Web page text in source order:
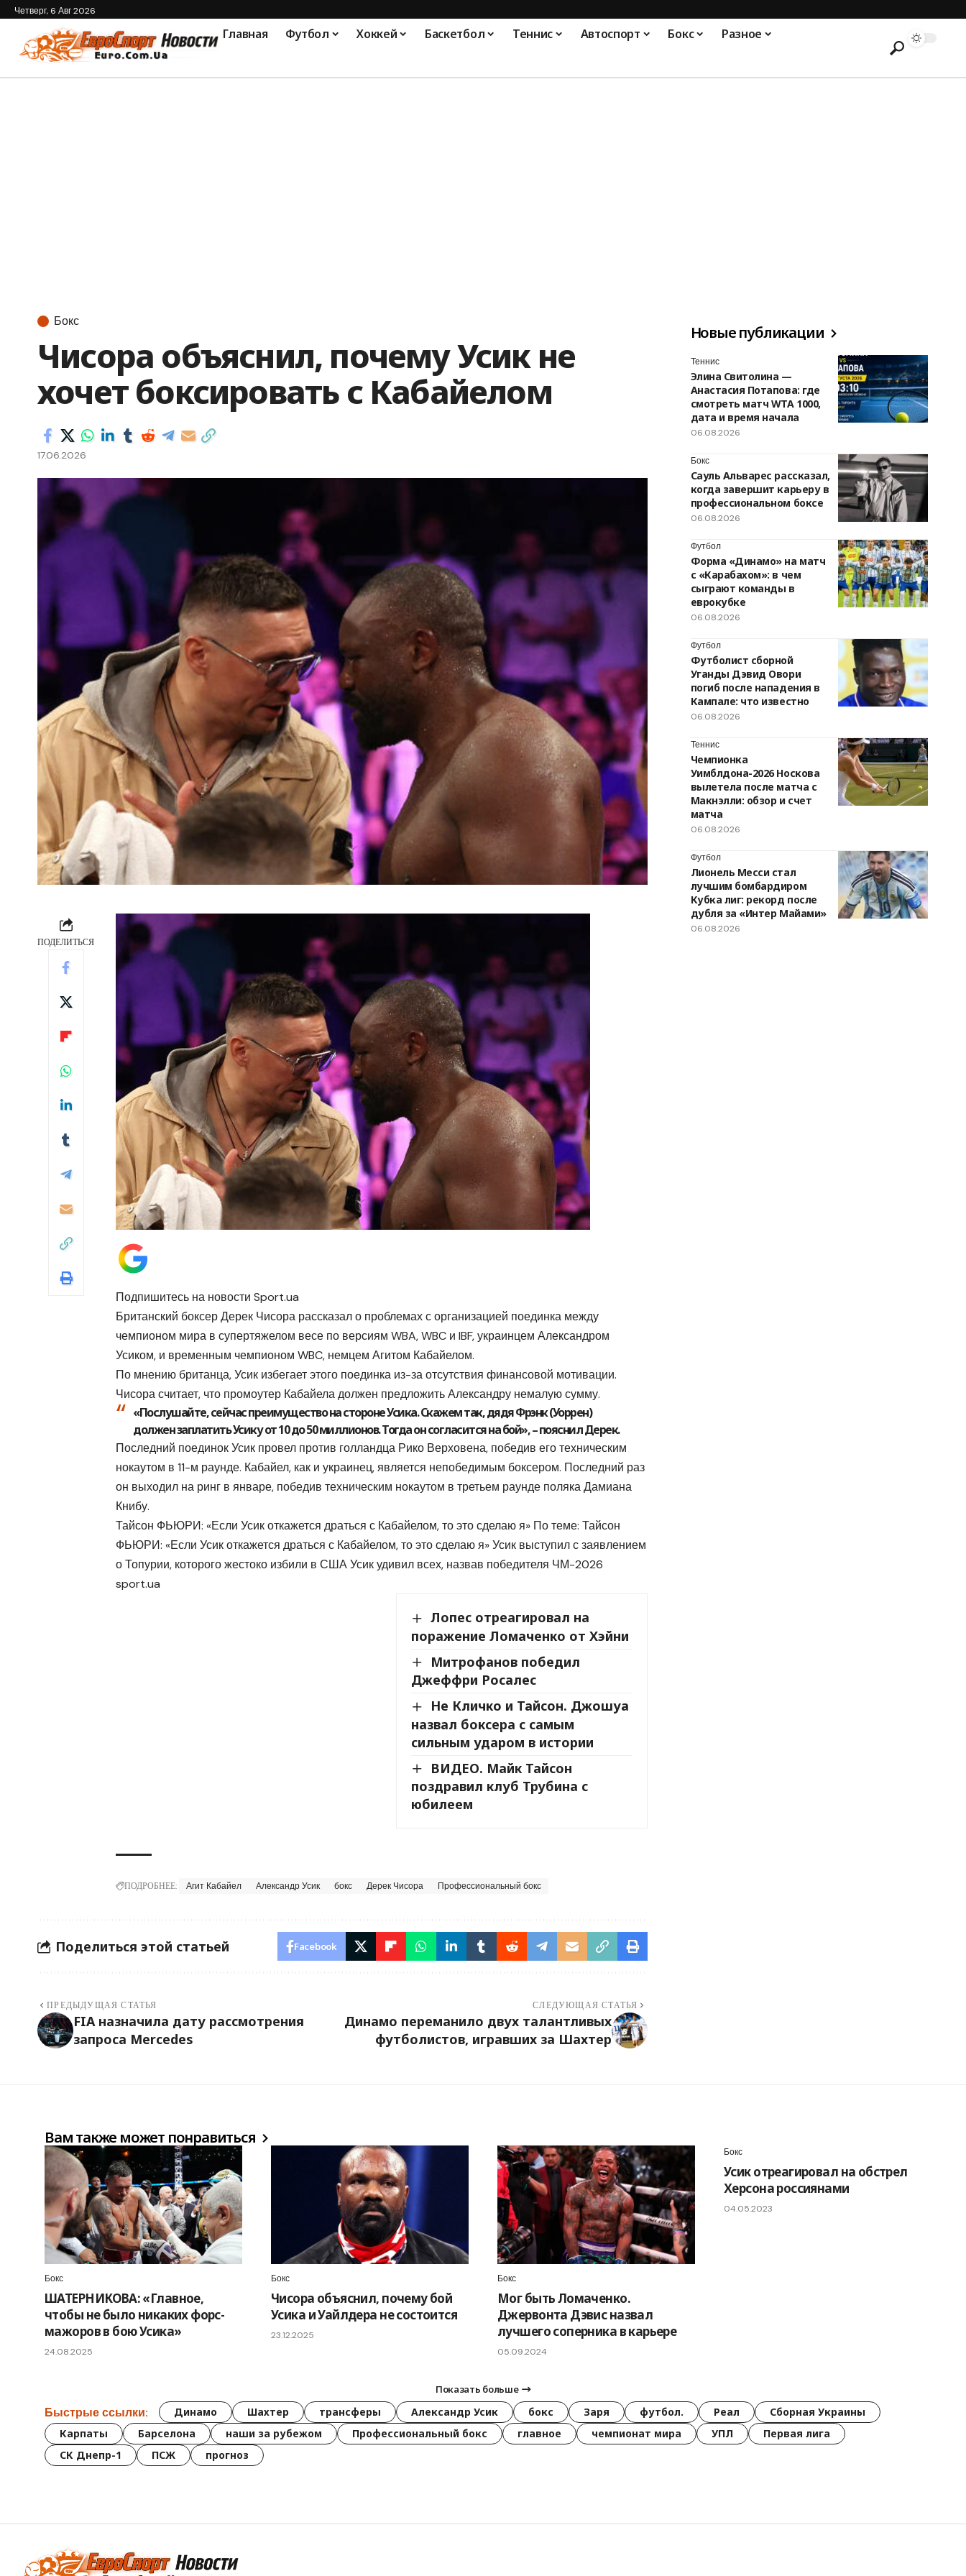
Четверг, 6 Авг 2026
Главная Футбол Хоккей Баскетбол Теннис Автоспорт Бокс Разное
Бокс
Чисора объяснил, почему Усик не
хочет боксировать с Кабайелом
17.06.2026
ПОДЕЛИТЬСЯ
Подпишитесь на новости Sport.ua
Британский боксер Дерек Чисора рассказал о проблемах с организацией поединка между
чемпионом мира в супертяжелом весе по версиям WBA, WBC и IBF, украинцем Александром
Усиком, и временным чемпионом WBC, немцем Агитом Кабайелом.
По мнению британца, Усик избегает этого поединка из-за отсутствия финансовой мотивации.
Чисора считает, что промоутер Кабайела должен предложить Александру немалую сумму.
«Послушайте, сейчас преимущество на стороне Усика. Скажем так, дядя Фрэнк (Уоррен)
должен заплатить Усику от 10 до 50 миллионов. Тогда он согласится на бой», – пояснил Дерек.
Последний поединок Усик провел против голландца Рико Верховена, победив его техническим
нокаутом в 11-м раунде. Кабайел, как и украинец, является непобедимым боксером. Последний раз
он выходил на ринг в январе, победив техническим нокаутом в третьем раунде поляка Дамиана
Книбу.
Тайсон ФЬЮРИ: «Если Усик откажется драться с Кабайелом, то это сделаю я» По теме: Тайсон
ФЬЮРИ: «Если Усик откажется драться с Кабайелом, то это сделаю я» Усик выступил с заявлением
о Топурии, которого жестоко избили в США Усик удивил всех, назвав победителя ЧМ-2026
sport.ua
Лопес отреагировал на
поражение Ломаченко от Хэйни
Митрофанов победил
Джеффри Росалес
Не Кличко и Тайсон. Джошуа
назвал боксера с самым
сильным ударом в истории
ВИДЕО. Майк Тайсон
поздравил клуб Трубина с
юбилеем
ПОДРОБНЕЕ: Агит Кабайел Александр Усик бокс Дерек Чисора Профессиональный бокс
Поделиться этой статьей Facebook
ПРЕДЫДУЩАЯ СТАТЬЯ
FIA назначила дату рассмотрения
запроса Mercedes
СЛЕДУЮЩАЯ СТАТЬЯ
Динамо переманило двух талантливых
футболистов, игравших за Шахтер
Новые публикации
Теннис
Элина Свитолина —
Анастасия Потапова: где
смотреть матч WTA 1000,
дата и время начала
06.08.2026
Бокс
Сауль Альварес рассказал,
когда завершит карьеру в
профессиональном боксе
06.08.2026
Футбол
Форма «Динамо» на матч
с «Карабахом»: в чем
сыграют команды в
еврокубке
06.08.2026
Футбол
Футболист сборной
Уганды Дэвид Овори
погиб после нападения в
Кампале: что известно
06.08.2026
Теннис
Чемпионка
Уимблдона-2026 Носкова
вылетела после матча с
Макнэлли: обзор и счет
матча
06.08.2026
Футбол
Лионель Месси стал
лучшим бомбардиром
Кубка лиг: рекорд после
дубля за «Интер Майами»
06.08.2026
Вам также может понравиться
Бокс
ШАТЕРНИКОВА: «Главное,
чтобы не было никаких форс-
мажоров в бою Усика»
24.08.2025
Бокс
Чисора объяснил, почему бой
Усика и Уайлдера не состоится
23.12.2025
Бокс
Мог быть Ломаченко.
Джервонта Дэвис назвал
лучшего соперника в карьере
05.09.2024
Бокс
Усик отреагировал на обстрел
Херсона россиянами
04.05.2023
Показать больше
Быстрые ссылки: Динамо Шахтер трансферы Александр Усик бокс Заря футбол. Реал
Сборная Украины
Карпаты
Барселона наши за рубежом Профессиональный бокс главное чемпионат мира УПЛ
Первая лига
СК Днепр-1
ПСЖ прогноз